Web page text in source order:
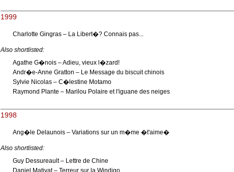
1999
Charlotte Gingras – La Libert�? Connais pas...
Also shortlisted:
Agathe G�nois – Adieu, vieux l�zard!
Andr�e-Anne Gratton – Le Message du biscuit chinois
Sylvie Nicolas – C�lestine Motamo
Raymond Plante – Marilou Polaire et l'iguane des neiges
1998
Ang�le Delaunois – Variations sur un m�me �t'aime�
Also shortlisted:
Guy Dessureault – Lettre de Chine
Daniel Mativat – Terreur sur la Windigo